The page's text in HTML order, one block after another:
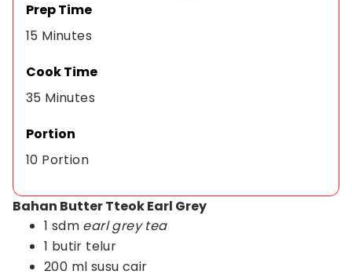
Prep Time
15 Minutes
Cook Time
35 Minutes
Portion
10 Portion
Bahan Butter Tteok Earl Grey
1 sdm earl grey tea
1 butir telur
200 ml susu cair